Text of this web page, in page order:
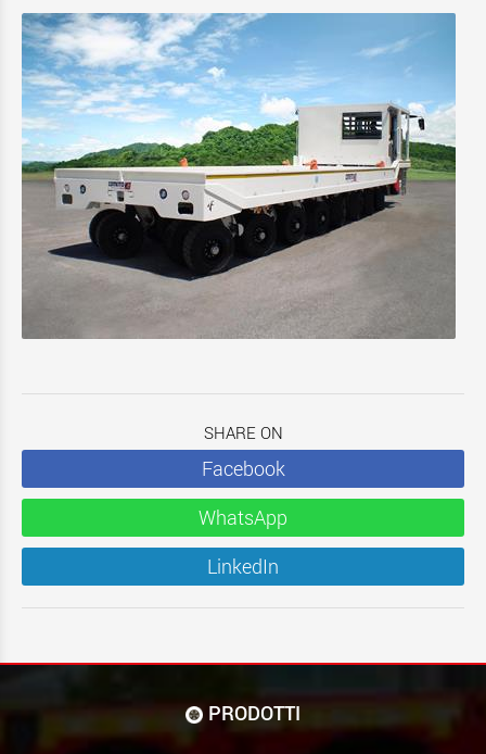
SHARE ON
Facebook
WhatsApp
LinkedIn
PRODOTTI